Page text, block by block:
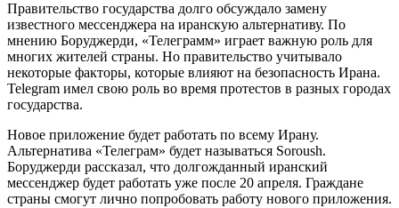
Правительство государства долго обсуждало замену
известного мессенджера на иранскую альтернативу. По
мнению Боруджерди, «Телеграмм» играет важную роль для
многих жителей страны. Но правительство учитывало
некоторые факторы, которые влияют на безопасность Ирана.
Telegram имел свою роль во время протестов в разных городах
государства.
Новое приложение будет работать по всему Ирану.
Альтернатива «Телеграм» будет называться Soroush.
Боруджерди рассказал, что долгожданный иранский
мессенджер будет работать уже после 20 апреля. Граждане
страны смогут лично попробовать работу нового приложения.